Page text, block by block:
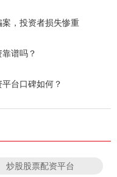
，投资者损失惨重
谱吗？
台口碑如何？
炒股股票配资平台